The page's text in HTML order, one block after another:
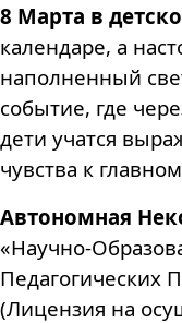
8 Марта в
календаре, а
наполненный
событие, где
дети учатся
чувства к
Автономная
«Научно-
Педагогических
(Лицензия на